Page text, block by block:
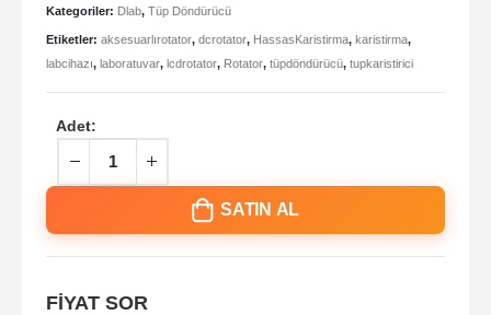
Kategoriler: Dlab, Tüp Döndürücü
Etiketler: aksesuarlırotator, dcrotator, HassasKaristirma, karistirma,
labcihazı, laboratuvar, lcdrotator, Rotator, tüpdöndürücü, tupkaristirici
Adet:
SATIN AL
FİYAT SOR